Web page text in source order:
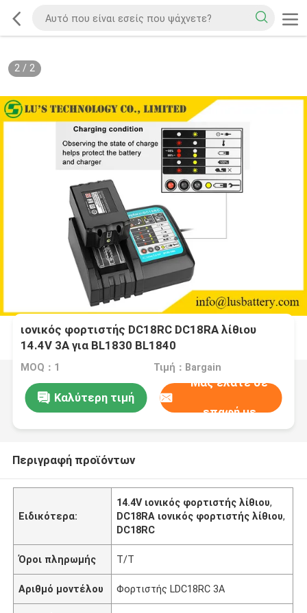
2/ 2
ιονικός φορτιστής DC18RC DC18RA λίθιου
14.4V 3A για BL1830 BL1840
MOQ：1 Τιμή：Bargain
Καλύτερη τιμή
Μας ελάτε σε
επαφή με
Περιγραφή προϊόντων
Ειδικότερα:
14.4V ιονικός φορτιστής λίθιου,
DC18RA ιονικός φορτιστής λίθιου,
DC18RC
Όροι πληρωμής T/T
Αριθμό μοντέλου Φορτιστής LDC18RC 3A